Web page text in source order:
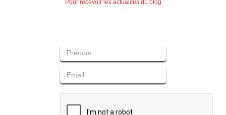
Pour recevoir les actualités du blog